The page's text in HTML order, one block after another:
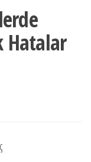
Hatalar